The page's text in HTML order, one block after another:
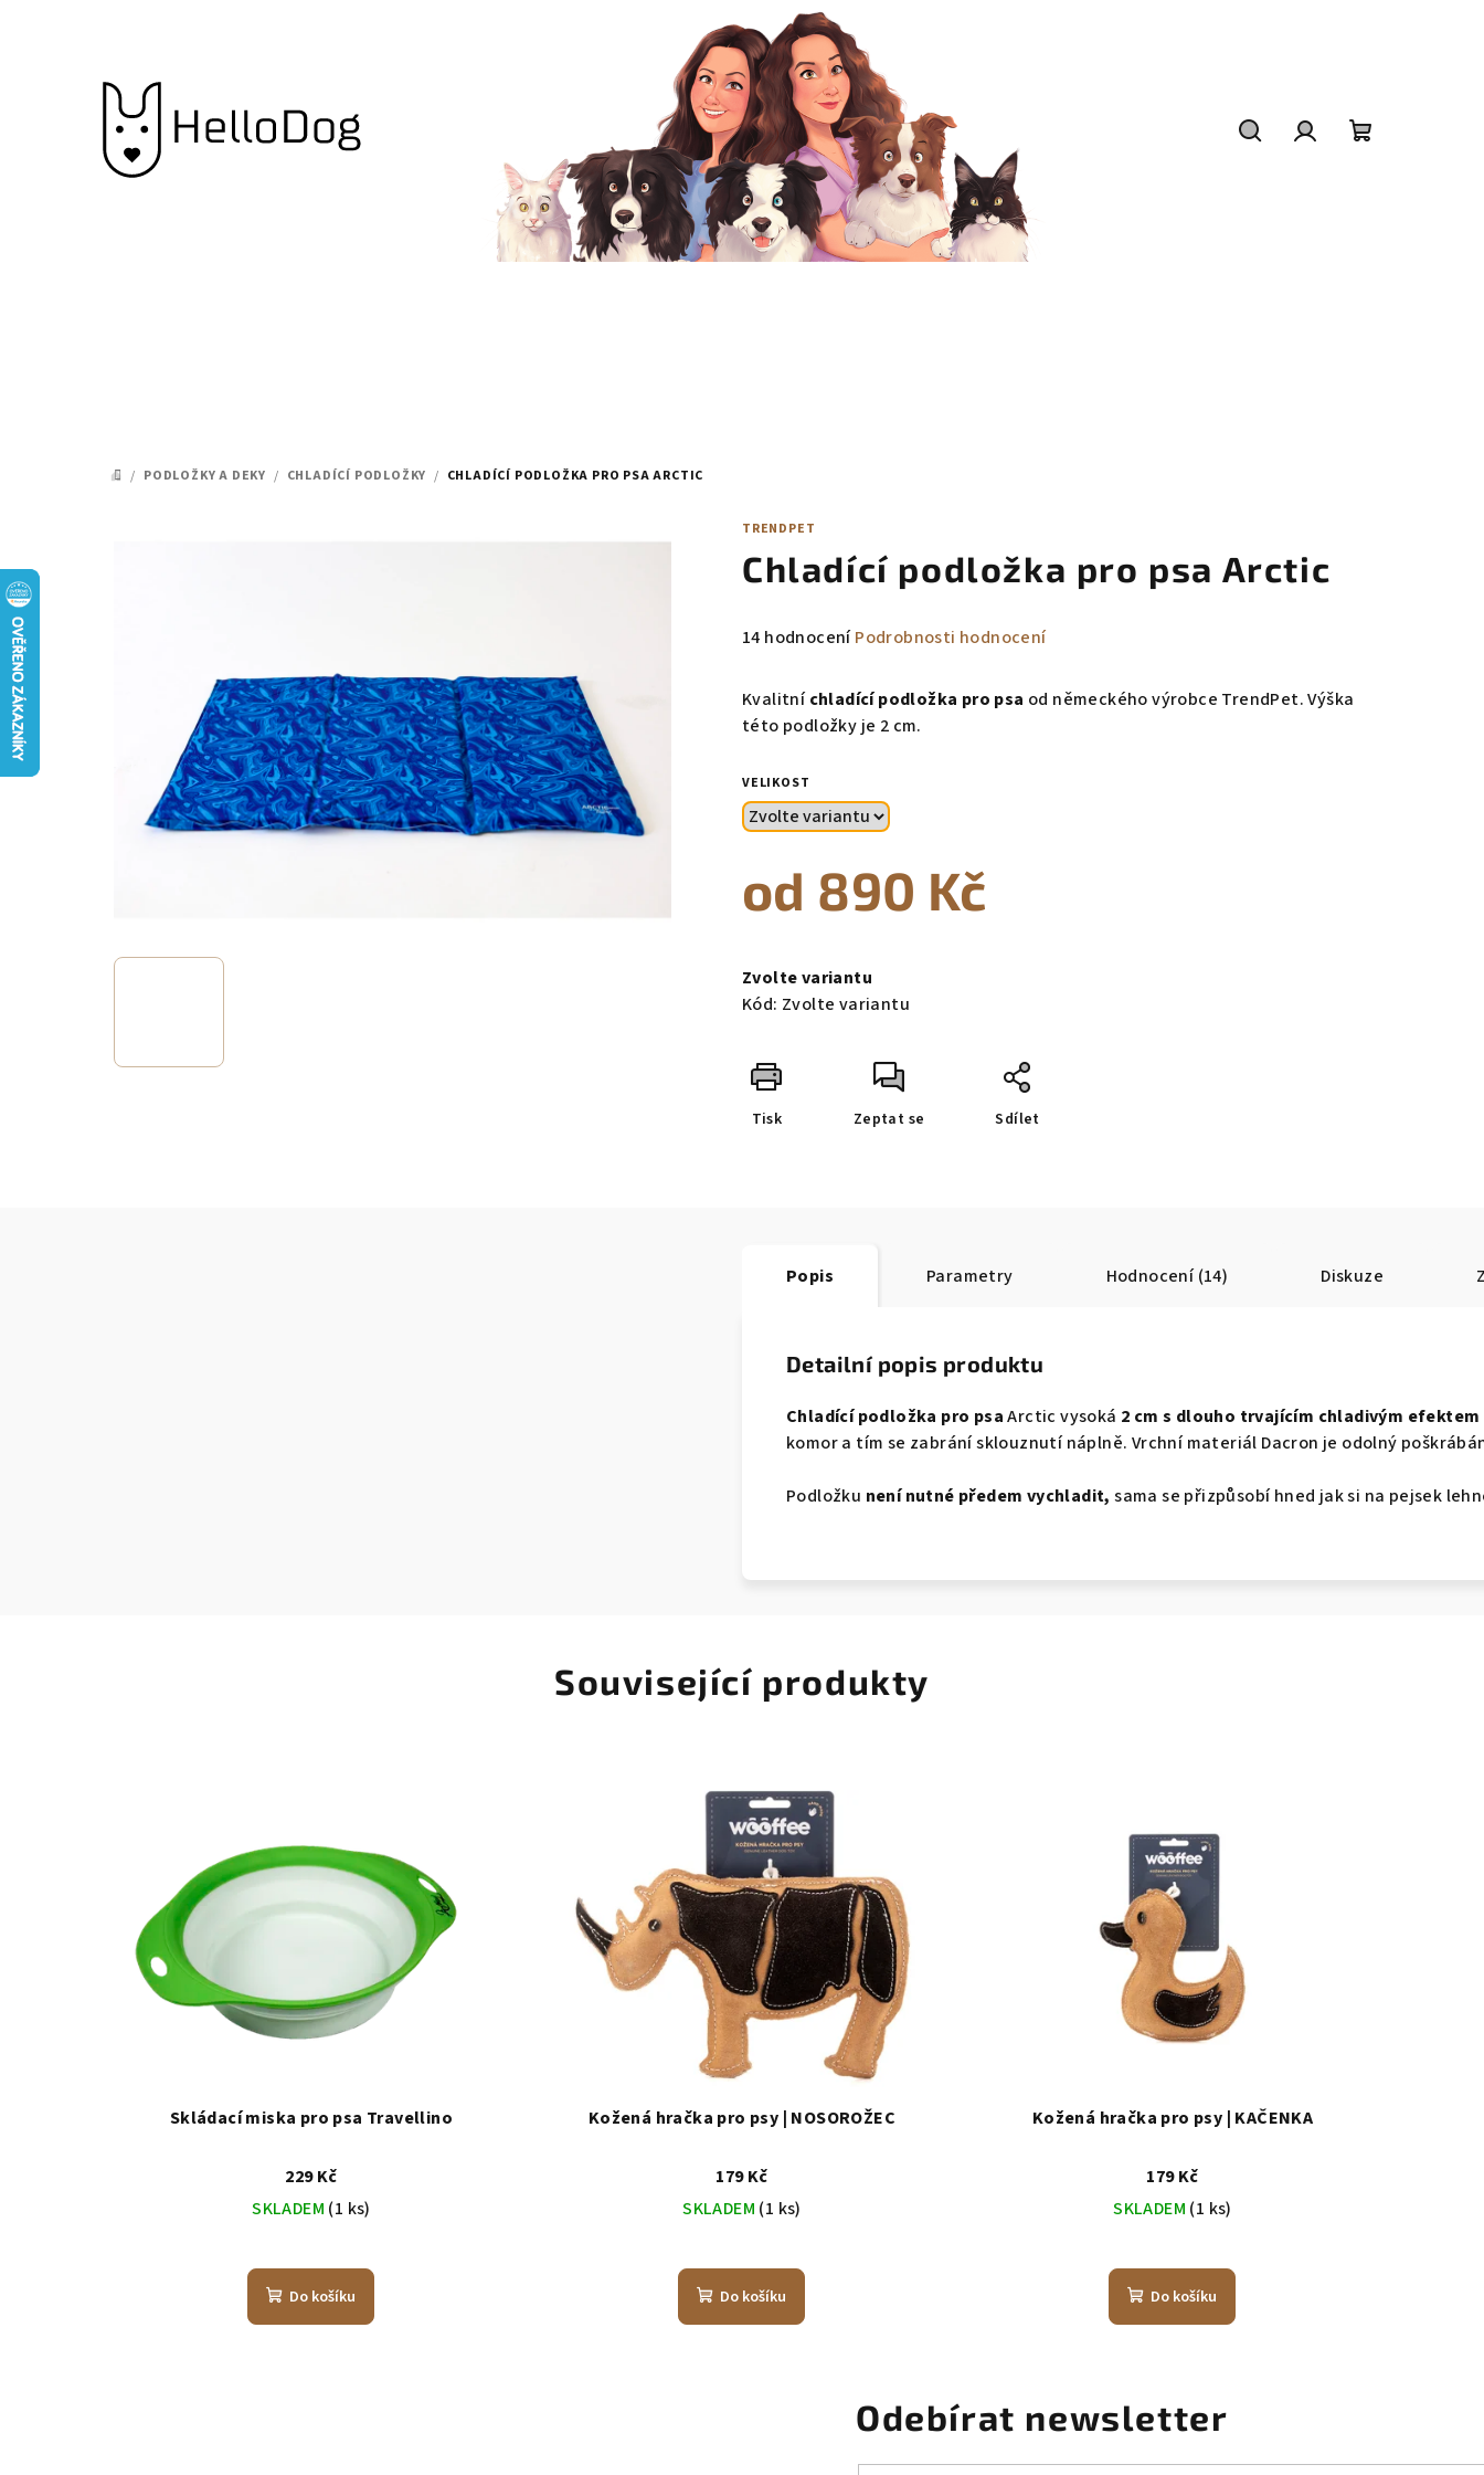
DOMŮ
/ PODLOŽKY A DEKY / CHLADÍCÍ PODLOŽKY / CHLADÍCÍ PODLOŽKA PRO PSA ARCTIC
TRENDPET
Chladící podložka pro psa Arctic
Průměrné
produktu
je
5
hvězdiček.
14 hodnoceníPodrobnosti hodnocení
Kvalitníchladící podložka pro psa od německého výrobce TrendPet. Výška
této podložky je 2 cm.
VELIKOST
od 890 Kč
cena:
Zvolte variantu
Kód: Zvolte variantu
Tisk Zeptat se Sdílet
Popis Parametry Hodnocení (14) Diskuze
Detailní popis produktu
Chladící podložka pro psaArctic vysoká 2 cm s dlouho trvajícím chladivým efektem
komor a tím se zabrání sklouznutí náplně. Vrchní materiál Dacron je odolný
Podložku není nutné předem vychladit, sama se přizpůsobí hned jak si na pejsek
Související produkty
Skládací miska pro psa Travellino
229 Kč
SKLADEM (1 ks)
Do košíku
Kožená hračka pro psy | NOSOROŽEC
179 Kč
SKLADEM (1 ks)
Do košíku
Kožená hračka pro psy | KAČENKA
179 Kč
SKLADEM (1 ks)
Do košíku
Odebírat newsletter